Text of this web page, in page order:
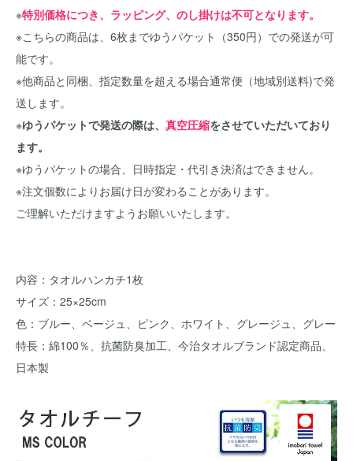
※特別価格につき、ラッピング、のし掛けは不可となります。
※こちらの商品は、6枚までゆうパケット（350円）での発送が可
能です。
※他商品と同梱、指定数量を超える場合通常便（地域別送料)で発
送します。
※ゆうパケットで発送の際は、 真空圧縮をさせていただいており
ます。
※ゆうパケットの場合、日時指定・代引き決済はできません。
※注文個数によりお届け日が変わることがあります。
ご理解いただけますようお願いいたします。
内容：タオルハンカチ1枚
サイズ：25×25cm
色：ブルー、ベージュ、ピンク、ホワイト、グレージュ、グレー
特長：綿100％、抗菌防臭加工、今治タオルブランド認定商品、
日本製